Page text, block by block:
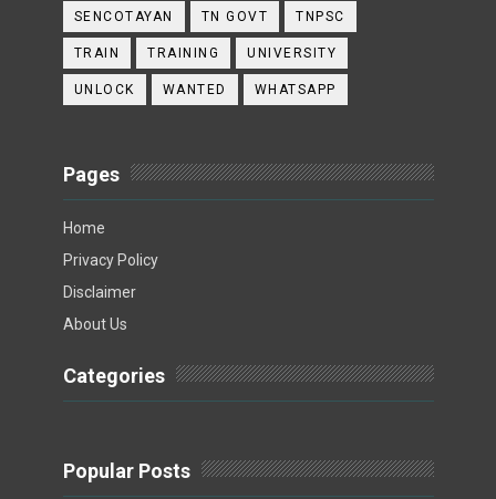
SENCOTAYAN TN GOVT TNPSC
TRAIN TRAINING UNIVERSITY
UNLOCK WANTED WHATSAPP
Pages
Home
Privacy Policy
Disclaimer
About Us
Categories
Popular Posts